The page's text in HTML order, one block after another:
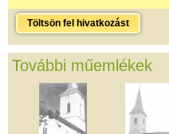
Töltsön fel hivatkozást
További műemlékek